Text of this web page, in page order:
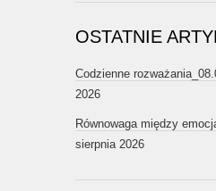
OSTATNIE
Codzienne
2026
Równowaga między
sierpnia 2026